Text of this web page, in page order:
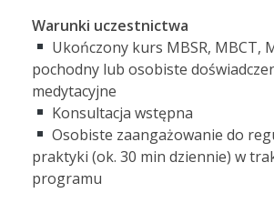
Warunki uczestnictwa
Ukończony kurs MBSR, MBCT,
pochodny lub osobiste
medytacyjne
Konsultacja wstępna
Osobiste zaangażowanie do
praktyki (ok. 30 min dziennie) w
programu